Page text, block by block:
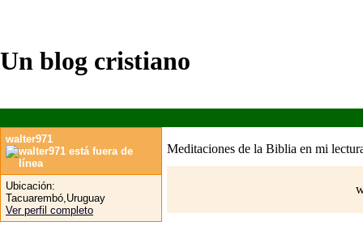
Un blog cristiano
Meditaciones de la Biblia en mi
walter971
Ubicación:
Tacuarembó,Uruguay
Ver perfil completo